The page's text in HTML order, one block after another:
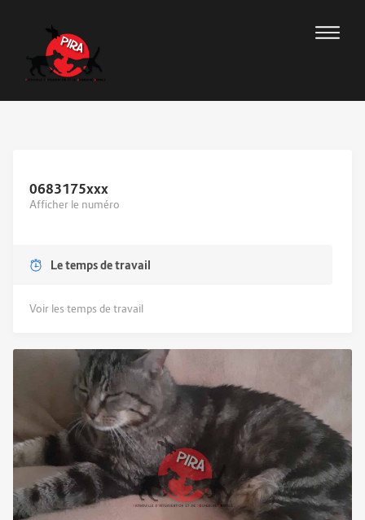
0683175xxx
Afficher le numéro
Le temps de travail
Voir les temps de travail